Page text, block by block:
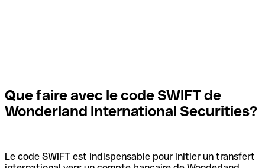
Que faire avec le code SWIFT de
Wonderland International Securities?
Le code SWIFT est indispensable pour initier un transfert